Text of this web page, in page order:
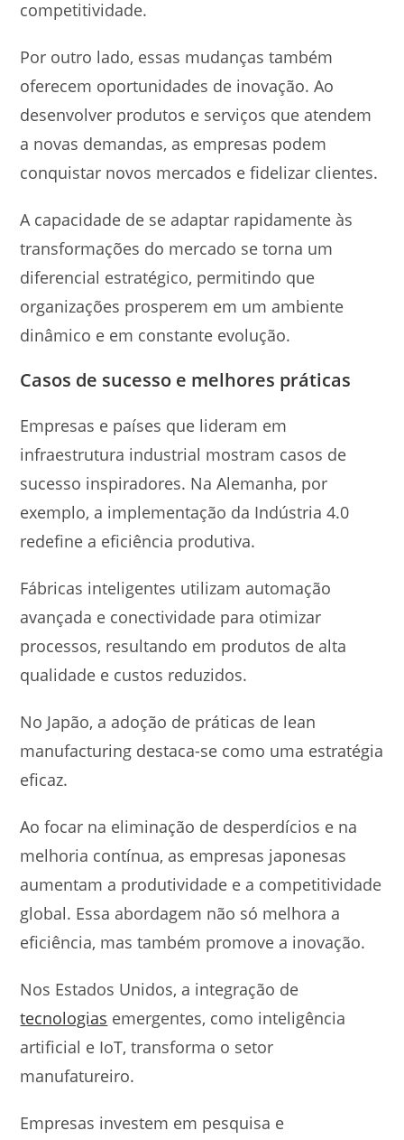
competitividade.
Por outro lado, essas mudanças também
oferecem oportunidades de inovação. Ao
desenvolver produtos e serviços que atendem
a novas demandas, as empresas podem
conquistar novos mercados e fidelizar clientes.
A capacidade de se adaptar rapidamente às
transformações do mercado se torna um
diferencial estratégico, permitindo que
organizações prosperem em um ambiente
dinâmico e em constante evolução.
Casos de sucesso e melhores práticas
Empresas e países que lideram em
infraestrutura industrial mostram casos de
sucesso inspiradores. Na Alemanha, por
exemplo, a implementação da Indústria 4.0
redefine a eficiência produtiva.
Fábricas inteligentes utilizam automação
avançada e conectividade para otimizar
processos, resultando em produtos de alta
qualidade e custos reduzidos.
No Japão, a adoção de práticas de lean
manufacturing destaca-se como uma estratégia
eficaz.
Ao focar na eliminação de desperdícios e na
melhoria contínua, as empresas japonesas
aumentam a produtividade e a competitividade
global. Essa abordagem não só melhora a
eficiência, mas também promove a inovação.
Nos Estados Unidos, a integração de
tecnologias emergentes, como inteligência
artificial e IoT, transforma o setor
manufatureiro.
Empresas investem em pesquisa e